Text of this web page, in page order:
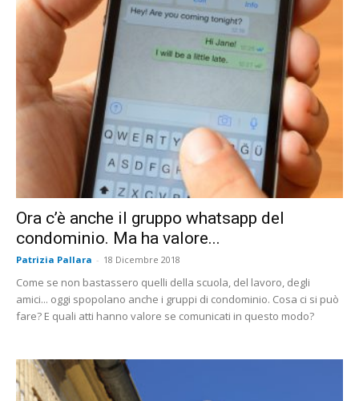
Ora c’è anche il gruppo whatsapp del
condominio. Ma ha valore...
Patrizia Pallara - 18 Dicembre 2018
Come se non bastassero quelli della scuola, del lavoro, degli
amici... oggi spopolano anche i gruppi di condominio. Cosa ci si può
fare? E quali atti hanno valore se comunicati in questo modo?